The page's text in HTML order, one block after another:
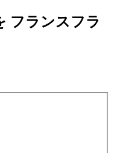
フランスフラ